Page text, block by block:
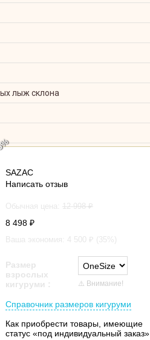
лыж склона
SAZAC
Написать отзыв
Обычная цена: 12 998 ₽
8 498 ₽
Ваша экономия: 4 500 ₽ ( 35 %)
Размер
взрослых
кигуруми : ⚠️ Внимание!
Справочник размеров кигуруми
Как приобрести товары, имеющие
статус «под индивидуальный заказ»